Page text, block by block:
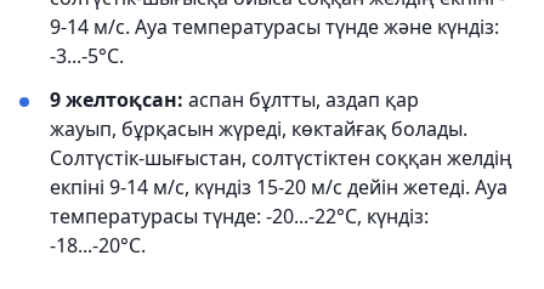
9-14 м/с. Ауа температурасы түнде және күндіз:
-3...-5°С.
9 желтоқсан: аспан бұлтты, аздап қар
жауып, бұрқасын жүреді, көктайғақ болады.
Солтүстік-шығыстан, солтүстіктен соққан желдің
екпіні 9-14 м/с, күндіз 15-20 м/с дейін жетеді. Ауа
температурасы түнде: -20...-22°С, күндіз:
-18...-20°С.